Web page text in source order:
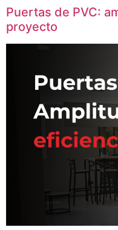
Puertas de PVC:
proyecto